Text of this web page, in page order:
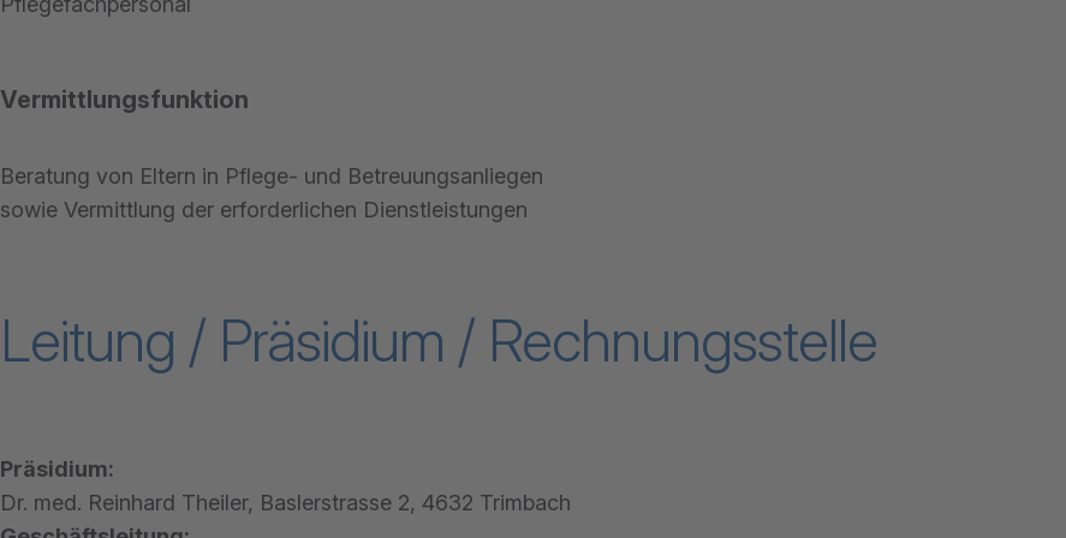
Vermittlungsfunktion
Beratung von Eltern in Pflege- und Betreuungsanliegen
sowie Vermittlung der erforderlichen Dienstleistungen
Leitung / Präsidium / Rechnungsstelle
Präsidium:
Dr. med. Reinhard Theiler, Baslerstrasse 2, 4632 Trimbach